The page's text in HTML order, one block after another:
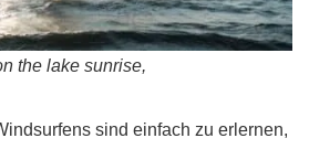
the lake sunrise,
sind einfach zu erlernen,